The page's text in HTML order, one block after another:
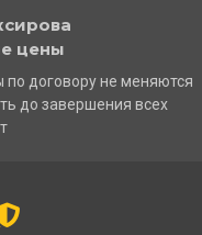
цены
по договору не меняются
до завершения всех